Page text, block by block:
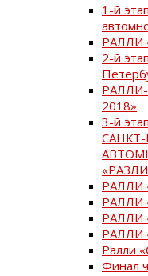
1-й
РАЛЛИ
2-й
2018»
3-й
РАЛЛИ
РАЛЛИ
РАЛЛИ
РАЛЛИ
Ралли
Финал